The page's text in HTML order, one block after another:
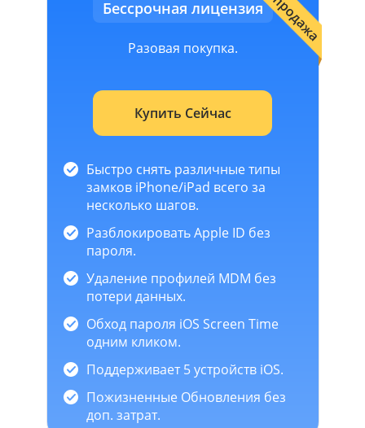
Бессрочная лицензия
Разовая покупка.
Купить Сейчас
Быстро снять различные типы
замков iPhone/iPad всего за
несколько шагов.
Разблокировать Apple ID без
пароля.
Удаление профилей MDM без
потери данных.
Обход пароля iOS Screen Time
одним кликом.
Поддерживает 5 устройств iOS.
Пожизненные Обновления без
доп. затрат.